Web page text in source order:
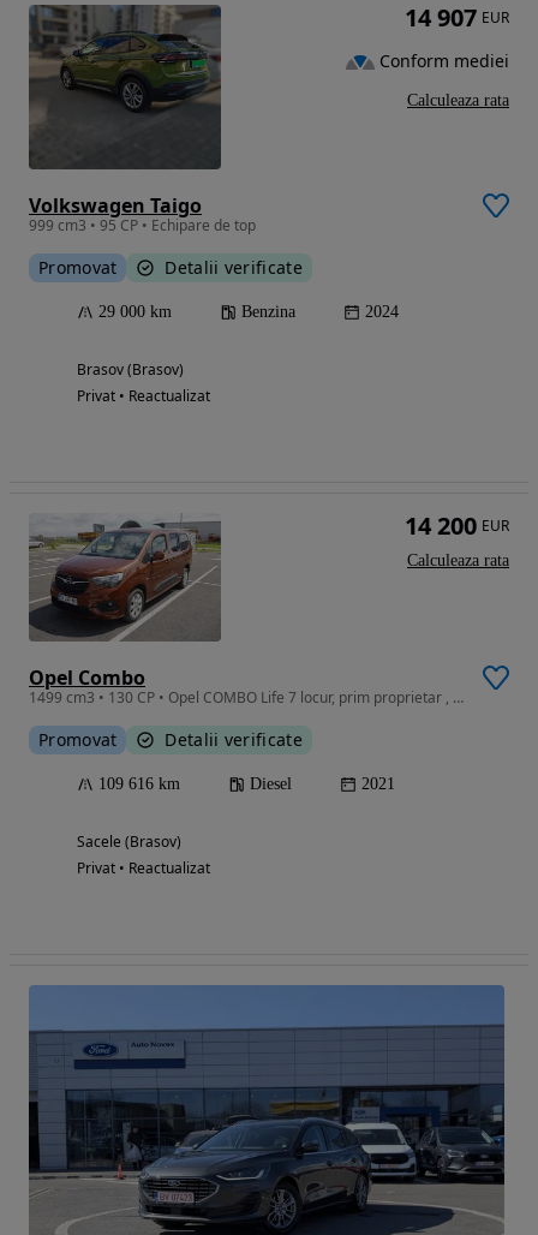
Volkswagen Taigo
999 cm3 • 95 CP • Echipare de top
Promovat Detalii verificate
29 000 km Benzina 2024
Brasov (Brasov)
Privat • Reactualizat
14 907 EUR
Conform mediei
Calculeaza rata
Opel Combo
1499 cm3 • 130 CP • Opel COMBO Life 7 locur, prim proprietar , stare buna.
Promovat Detalii verificate
109 616 km Diesel 2021
Sacele (Brasov)
Privat • Reactualizat
14 200 EUR
Calculeaza rata